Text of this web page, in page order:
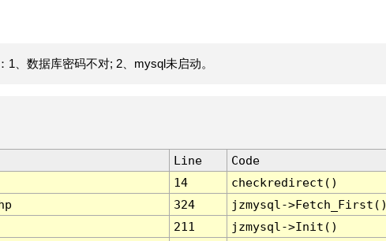
、数据库密码不对; 2、mysql未启动。
Line
Code
14
checkredirect()
324
jzmysql-
211
jzmysql->Init()